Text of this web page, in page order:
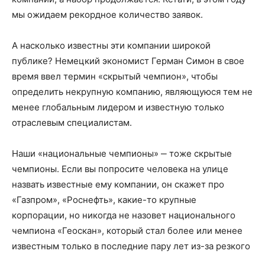
мы ожидаем рекордное количество заявок.
А насколько известны эти компании широкой
публике? Немецкий экономист Герман Симон в свое
время ввел термин «скрытый чемпион», чтобы
определить некрупную компанию, являющуюся тем не
менее глобальным лидером и известную только
отраслевым специалистам.
Наши «национальные чемпионы» ‒ тоже скрытые
чемпионы. Если вы попросите человека на улице
назвать известные ему компании, он скажет про
«Газпром», «Роснефть», какие-то крупные
корпорации, но никогда не назовет национального
чемпиона «Геоскан», который стал более или менее
известным только в последние пару лет из-за резкого